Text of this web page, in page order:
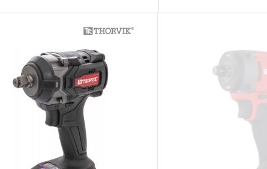
и т.п.)
в ДВЕНАДЦАТЬ
инструмент, включая
динамометрические
устанавливается
месяцев, если не
интервал, который
инструмента.
ключей разводных и